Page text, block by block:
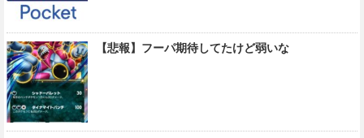
【悲報】フーパ期待してたけど弱いな